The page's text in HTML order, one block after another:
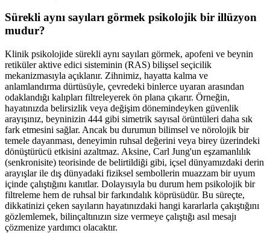
Sürekli aynı sayıları görmek psikolojik bir illüzyon
mudur?
Klinik psikolojide sürekli aynı sayıları görmek, apofeni ve beynin
retiküler aktive edici sisteminin (RAS) bilişsel seçicilik
mekanizmasıyla açıklanır. Zihnimiz, hayatta kalma ve
anlamlandırma dürtüsüyle, çevredeki binlerce uyaran arasından
odaklandığı kalıpları filtreleyerek ön plana çıkarır. Örneğin,
hayatınızda belirsizlik veya değişim dönemindeyken güvenlik
arayışınız, beyninizin 444 gibi simetrik sayısal örüntüleri daha sık
fark etmesini sağlar. Ancak bu durumun bilimsel ve nörolojik bir
temele dayanması, deneyimin ruhsal değerini veya birey üzerindeki
dönüştürücü etkisini azaltmaz. Aksine, Carl Jung'un eşzamanlılık
(senkronisite) teorisinde de belirtildiği gibi, içsel dünyamızdaki derin
arayışlar ile dış dünyadaki fiziksel sembollerin muazzam bir uyum
içinde çalıştığını kanıtlar. Dolayısıyla bu durum hem psikolojik bir
filtreleme hem de ruhsal bir farkındalık köprüsüdür. Bu süreçte,
dikkatinizi çeken sayıların hayatınızdaki hangi kararlarla çakıştığını
gözlemlemek, bilinçaltınızın size vermeye çalıştığı asıl mesajı
çözmenize yardımcı olacaktır.